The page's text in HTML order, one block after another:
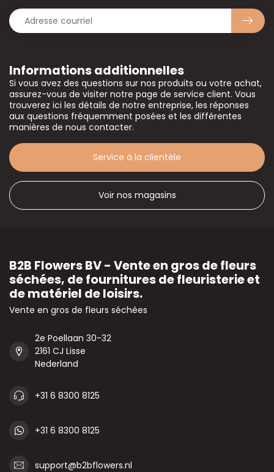
Informations additionnelles
Si vous avez des questions sur nos produits ou votre achat,
assurez-vous de visiter notre page de service client. Vous
trouverez ici les détails de notre entreprise, les réponses
aux questions fréquemment posées et les différentes
manières de nous contacter.
Service à la clientèle
Voir nos magasins
B2B Flowers BV - Vente en gros de fleurs
séchées, de fournitures de fleuristerie et
de matériel de loisirs.
Vente en gros de fleurs séchées
2e Poellaan 30-32
2161 CJ Lisse
Nederland
+31 6 8300 8125
+31 6 8300 8125
support@b2bflowers.nl